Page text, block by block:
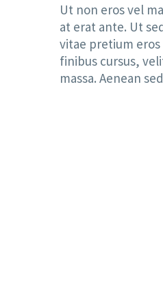
Ut non eros vel
at erat ante. Ut
vitae pretium
finibus cursus,
massa. Aenean